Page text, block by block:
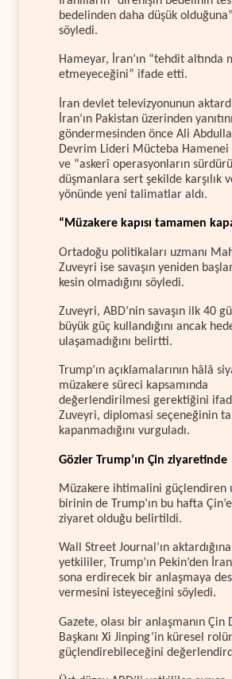
bedelinden daha düşük olduğuna”
söyledi.
Hameyar, İran’ın “tehdit altında
etmeyeceğini” ifade etti.
İran devlet televizyonunun
İran’ın Pakistan üzerinden yanıtını
göndermesinden önce Ali
Devrim Lideri Mücteba
ve “askerî operasyonların
düşmanlara sert şekilde karşılık
yönünde yeni talimatlar aldı.
“Müzakere kapısı tamamen
Ortadoğu politikaları uzmanı
Zuveyri ise savaşın yeniden
kesin olmadığını söyledi.
Zuveyri, ABD’nin savaşın ilk 40
büyük güç kullandığını ancak
ulaşamadığını belirtti.
Trump’ın açıklamalarının hâlâ
müzakere süreci kapsamında
değerlendirilmesi gerektiğini
Zuveyri, diplomasi seçeneğinin
kapanmadığını vurguladı.
Gözler Trump’ın Çin ziyaretinde
Müzakere ihtimalini güçlendiren
birinin de Trump’ın bu hafta
ziyaret olduğu belirtildi.
Wall Street Journal’ın
yetkililer, Trump’ın Pekin’den İran
sona erdirecek bir anlaşmaya
vermesini isteyeceğini söyledi.
Gazete, olası bir anlaşmanın Çin
Başkanı Xi Jinping’in küresel
güçlendirebileceğini